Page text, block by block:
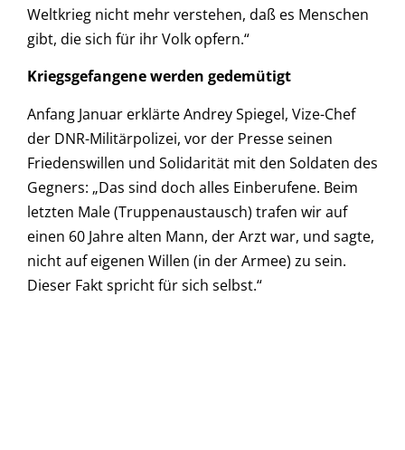
Weltkrieg nicht mehr verstehen, daß es Menschen
gibt, die sich für ihr Volk opfern.“
Kriegsgefangene werden gedemütigt
Anfang Januar erklärte Andrey Spiegel, Vize-Chef
der DNR-Militärpolizei, vor der Presse seinen
Friedenswillen und Solidarität mit den Soldaten des
Gegners: „Das sind doch alles Einberufene. Beim
letzten Male (Truppenaustausch) trafen wir auf
einen 60 Jahre alten Mann, der Arzt war, und sagte,
nicht auf eigenen Willen (in der Armee) zu sein.
Dieser Fakt spricht für sich selbst.“